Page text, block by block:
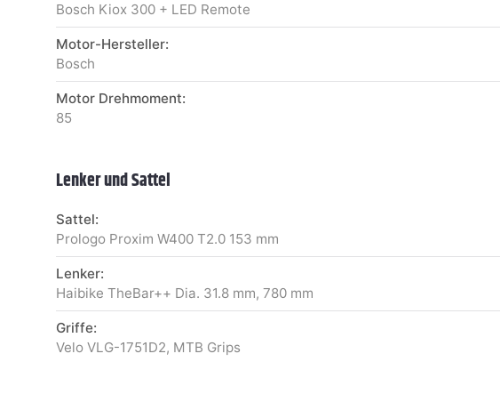
Bosch Kiox 300 + LED Remote
Motor-Hersteller:
Bosch
Motor Drehmoment:
85
Lenker und Sattel
Sattel:
Prologo Proxim W400 T2.0 153 mm
Lenker:
Haibike TheBar++ Dia. 31.8 mm, 780 mm
Griffe:
Velo VLG-1751D2, MTB Grips